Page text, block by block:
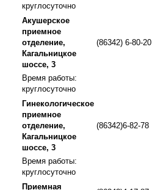
круглосуточно
Акушерское
приемное
отделение,
Кагальницкое
шоссе, 3
(86342) 6-80-20
Время работы:
круглосуточно
Гинекологическое
приемное
отделение,
Кагальницкое
шоссе, 3
(86342)6-82-78
Время работы:
круглосуточно
Приемная